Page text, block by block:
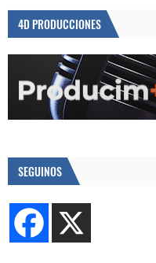
4D PRODUCCIONES
SEGUINOS